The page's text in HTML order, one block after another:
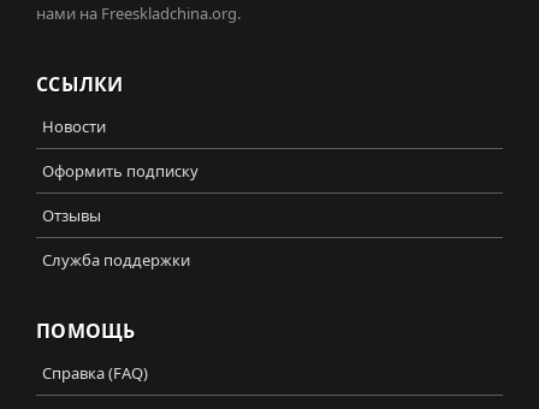
нами на Freeskladchina.org.
ССЫЛКИ
Новости
Оформить подписку
Отзывы
Служба поддержки
ПОМОЩЬ
Справка (FAQ)